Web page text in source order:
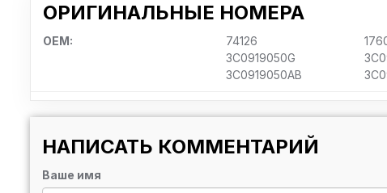
ОРИГИНАЛЬНЫЕ НОМЕРА
OEM: 74126
3C0919050G
3C0919050AB
НАПИСАТЬ КОММЕНТАРИЙ
Ваше имя